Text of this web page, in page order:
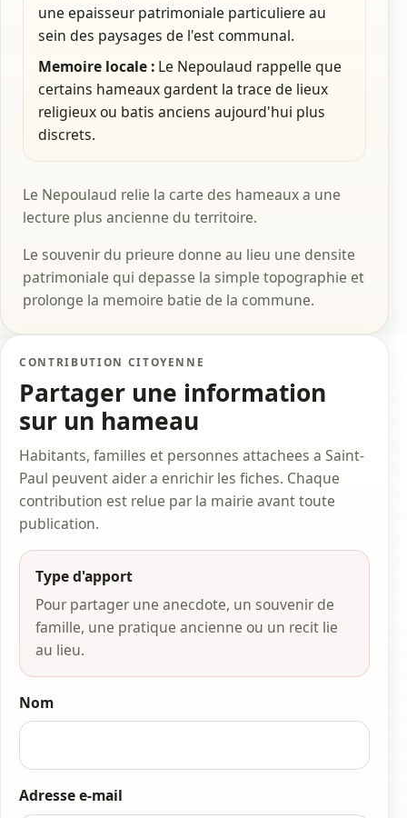
une epaisseur patrimoniale particuliere au
sein des paysages de l'est communal.
Memoire locale : Le Nepoulaud rappelle que
certains hameaux gardent la trace de lieux
religieux ou batis anciens aujourd'hui plus
discrets.
Le Nepoulaud relie la carte des hameaux a une
lecture plus ancienne du territoire.
Le souvenir du prieure donne au lieu une densite
patrimoniale qui depasse la simple topographie et
prolonge la memoire batie de la commune.
CONTRIBUTION CITOYENNE
Partager une information
sur un hameau
Habitants, familles et personnes attachees a Saint-
Paul peuvent aider a enrichir les fiches. Chaque
contribution est relue par la mairie avant toute
publication.
Type d'apport
Pour partager une anecdote, un souvenir de
famille, une pratique ancienne ou un recit lie
au lieu.
Nom
Adresse e-mail